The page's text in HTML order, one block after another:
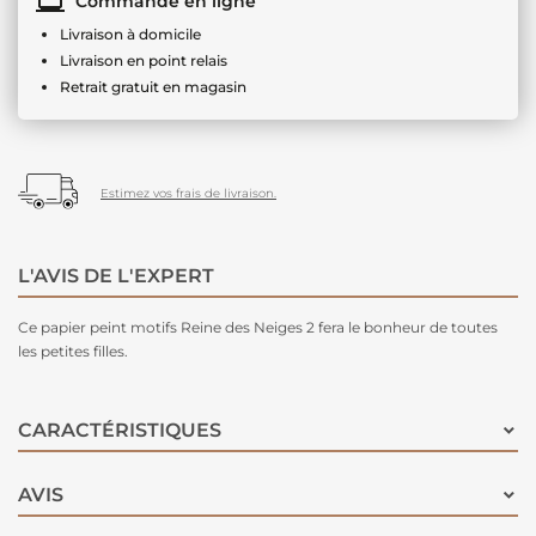
Livraison à domicile
Livraison en point relais
Retrait gratuit en magasin
Estimez vos frais de livraison.
L'AVIS DE L'EXPERT
Ce papier peint motifs Reine des Neiges 2 fera le bonheur de toutes
les petites filles.
CARACTÉRISTIQUES
AVIS